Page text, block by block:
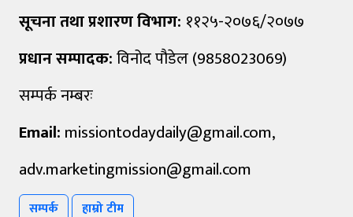
सूचना तथा प्रशारण विभाग: ११२५-२०७६/२०७७
प्रधान सम्पादक:विनोद पौडेल (9858023069)
सम्पर्क नम्बरः
Email: missiontodaydaily@gmail.com,
adv.marketingmission@gmail.com
सम्पर्क हाम्रो टीम